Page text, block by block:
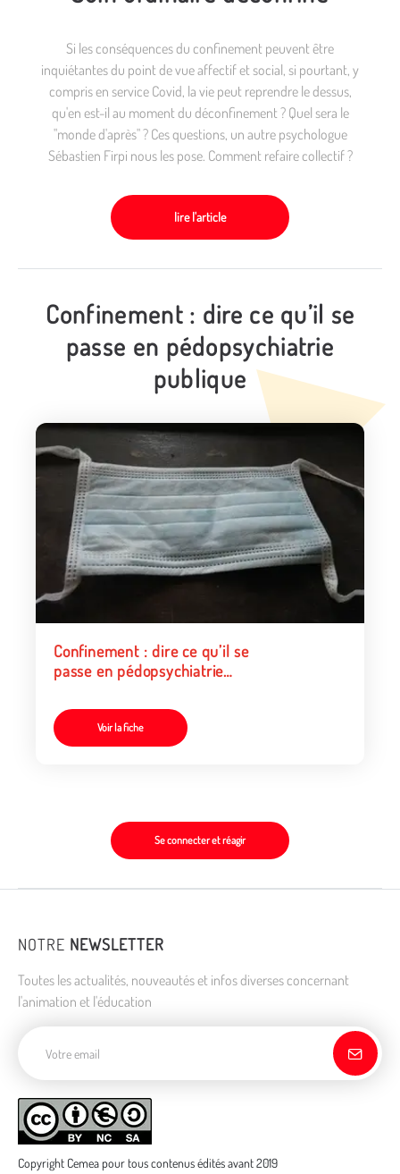
Si les conséquences du confinement peuvent être
inquiétantes du point de vue affectif et social, si pourtant, y
compris en service Covid, la vie peut reprendre le dessus,
qu'en est-il au moment du déconfinement ? Quel sera le
"monde d'après" ? Ces questions, un autre psychologue
Sébastien Firpi nous les pose. Comment refaire collectif ?
lire l'article
Confinement : dire ce qu’il se
passe en pédopsychiatrie
publique
Confinement : dire ce qu’il se
passe en pédopsychiatrie
Voir la fiche
Se connecter et réagir
NOTRE NEWSLETTER
Toutes les actualités, nouveautés et infos diverses concernant
l'animation et l'éducation
Copyright Cemea pour tous contenus édités avant 2019